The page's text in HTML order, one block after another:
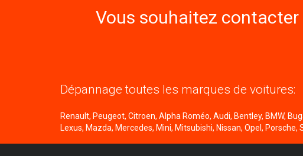
Vous souhaitez
Dépannage toutes les marques de voitures:
Renault, Peugeot, Citroen, Alpha Roméo, Audi, Bentley, BMW,
Lexus, Mazda, Mercedes, Mini, Mitsubishi, Nissan, Opel,